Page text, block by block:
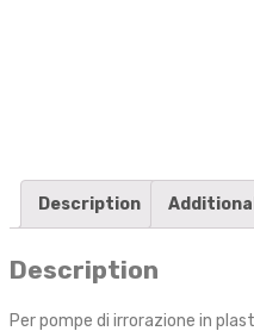
Description
Description
Per pompe di irrorazione in